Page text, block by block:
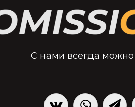
С нами всегда можно